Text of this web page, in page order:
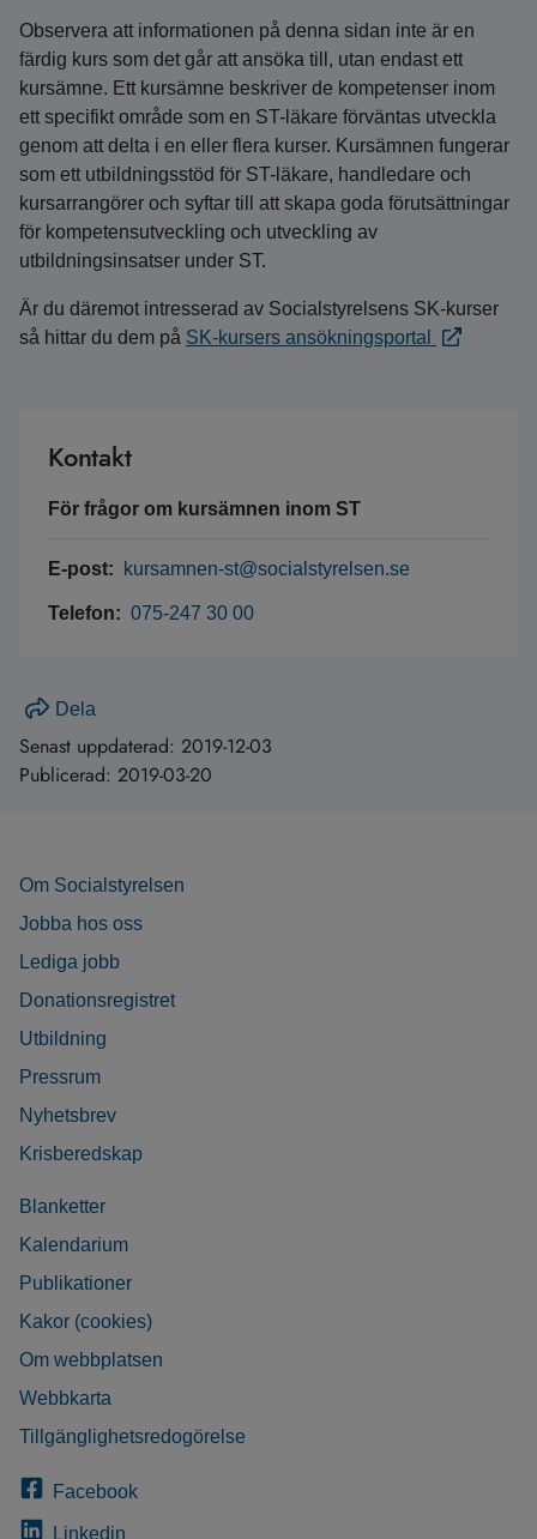
Observera att informationen på denna sidan inte är en
färdig kurs som det går att ansöka till, utan endast ett
kursämne. Ett kursämne beskriver de kompetenser inom
ett specifikt område som en ST-läkare förväntas utveckla
genom att delta i en eller flera kurser. Kursämnen fungerar
som ett utbildningsstöd för ST-läkare, handledare och
kursarrangörer och syftar till att skapa goda förutsättningar
för kompetensutveckling och utveckling av
utbildningsinsatser under ST.
Är du däremot intresserad av Socialstyrelsens SK-kurser
så hittar du dem på SK-kursers ansökningsportal
Kontakt
För frågor om kursämnen inom ST
E-post: kursamnen-st@socialstyrelsen.se
Telefon: 075-247 30 00
Dela
Senast uppdaterad: 2019-12-03
Publicerad: 2019-03-20
Om Socialstyrelsen
Jobba hos oss
Lediga jobb
Donationsregistret
Utbildning
Pressrum
Nyhetsbrev
Krisberedskap
Blanketter
Kalendarium
Publikationer
Kakor (cookies)
Om webbplatsen
Webbkarta
Tillgänglighetsredogörelse
Facebook
Linkedin